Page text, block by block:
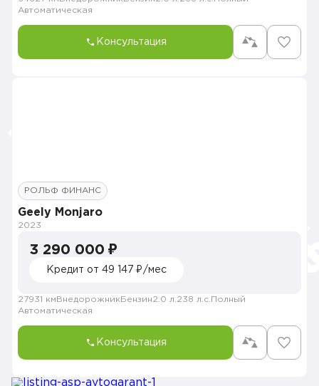
Автоматическая
Консультация
РОЛЬФ ФИНАНС
Geely Monjaro
2023
3 290 000 ₽
Кредит от 49 147 ₽/мес
27931 км Внедорожник Бензин2.0 л. 238 л.с. Полный
Автоматическая
Консультация